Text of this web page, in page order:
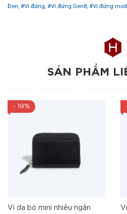
Đen, #Ví đứng, #Ví đứng Gen8, #Ví đứng
SẢN PHẨM
- 19%
Ví da bò mini nhiều ngăn